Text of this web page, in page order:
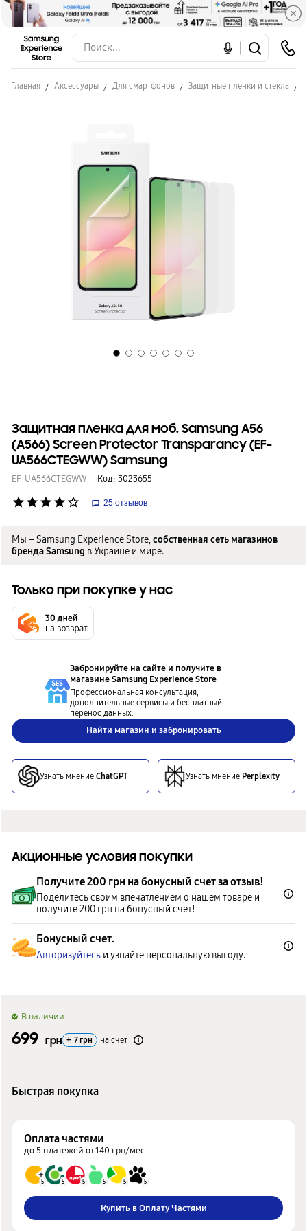
Главная Аксессуары Для смартфонов Защитные пленки и стекла
Защитная пленка для моб. Samsung A56
(A566) Screen Protector Transparancy (EF-
UA566CTEGWW) Samsung
EF-UA566CTEGWW Код: 3023655
star star star star star_border 25 отзывов
Мы – Samsung Experience Store,собственная сеть магазинов
бренда Samsung в Украине и мире.
Только при покупке у нас
Забронируйте на сайте и получите в
магазинеSamsung Experience Store
Профессиональная консультация,
дополнительные сервисы и бесплатный
перенос данных.
Найти магазин и забронировать
Узнать мнение ChatGPT Узнать мнение Perplexity
Акционные условия покупки
Получите 200 грн на бонусный счет за отзыв!
Поделитесь своим впечатлением о нашем товаре и
получите 200 грн на бонусный счет!
Бонусный счет.
Авторизуйтесь и узнайте персональную выгоду.
B наличии
699 грн + 7 грн на счет
Быстрая покупка
Оплата частями
до 5 платежей от 140 грн/мес
5 5 5 5 5 5
Купить в Оплату Частями